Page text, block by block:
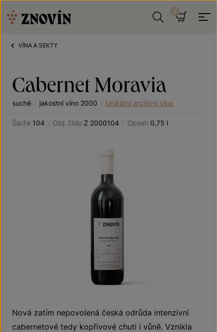
VÍNA A SEKTY
Cabernet Moravia
suché / jakostní víno 2000 / Unikátní archivní vína
Šarže 104 / Obj. číslo Z 2000104 / Obsah 0,75 l
Nová zatím nepovolená česká odrůda intenzivní
cabernetové tedy kopřivové chuti i vůně. Vznikla